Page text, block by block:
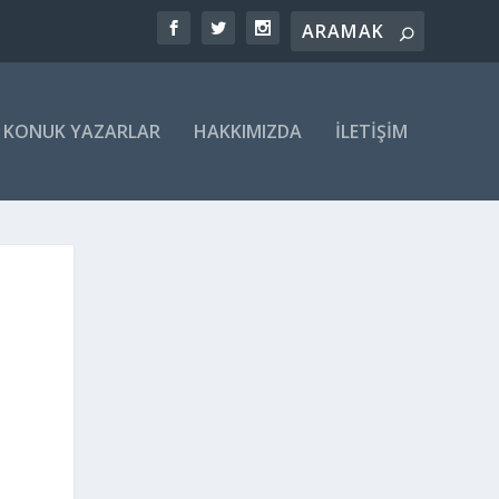
KONUK YAZARLAR HAKKIMIZDA İLETIŞIM